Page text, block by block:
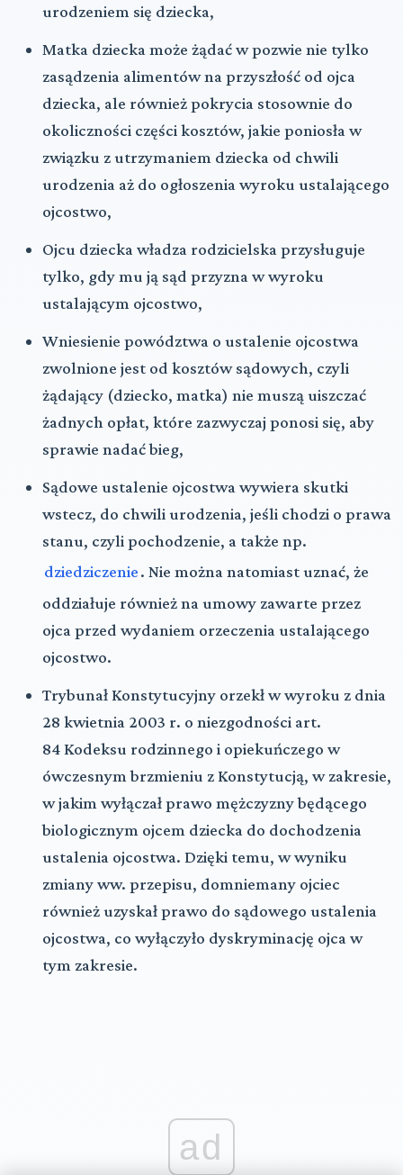
urodzeniem się dziecka,
Matka dziecka może żądać w pozwie nie tylko
zasądzenia alimentów na przyszłość od ojca
dziecka, ale również pokrycia stosownie do
okoliczności części kosztów, jakie poniosła w
związku z utrzymaniem dziecka od chwili
urodzenia aż do ogłoszenia wyroku ustalającego
ojcostwo,
Ojcu dziecka władza rodzicielska przysługuje
tylko, gdy mu ją sąd przyzna w wyroku
ustalającym ojcostwo,
Wniesienie powództwa o ustalenie ojcostwa
zwolnione jest od kosztów sądowych, czyli
żądający (dziecko, matka) nie muszą uiszczać
żadnych opłat, które zazwyczaj ponosi się, aby
sprawie nadać bieg,
Sądowe ustalenie ojcostwa wywiera skutki
wstecz, do chwili urodzenia, jeśli chodzi o prawa
stanu, czyli pochodzenie, a także np.
dziedziczenie. Nie można natomiast uznać, że
oddziałuje również na umowy zawarte przez
ojca przed wydaniem orzeczenia ustalającego
ojcostwo.
Trybunał Konstytucyjny orzekł w wyroku z dnia
28 kwietnia 2003 r. o niezgodności art.
84 Kodeksu rodzinnego i opiekuńczego w
ówczesnym brzmieniu z Konstytucją, w zakresie,
w jakim wyłączał prawo mężczyzny będącego
biologicznym ojcem dziecka do dochodzenia
ustalenia ojcostwa. Dzięki temu, w wyniku
zmiany ww. przepisu, domniemany ojciec
również uzyskał prawo do sądowego ustalenia
ojcostwa, co wyłączyło dyskryminację ojca w
tym zakresie.
ad